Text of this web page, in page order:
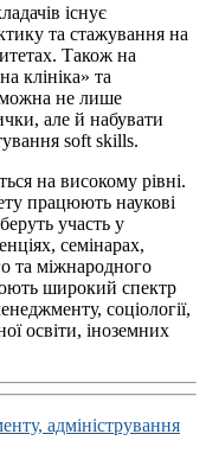
існує
та стажування на
Також на
клініка» та
можна не лише
але й набувати
soft skills.
на високому рівні.
працюють наукові
участь у
семінарах,
та міжнародного
широкий спектр
соціології,
освіти, іноземних
адміністрування